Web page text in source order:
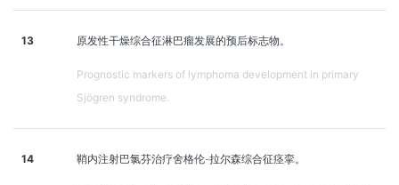
13 原发性干燥综合征淋巴瘤发展的预后标志物。
Prognostic markers of lymphoma development in primary
Sjögren syndrome.
14 鞘内注射巴氯芬治疗舍格伦-拉尔森综合征痉挛。